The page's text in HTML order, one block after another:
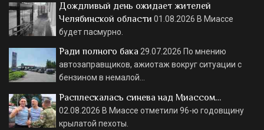
Дождливый день ожидает жителей
Челябинской области 01.08.2026 В Миассе
будет пасмурно.
Ради полного бака 29.07.2026 По мнению
автозаправщиков, ажиотаж вокруг ситуации с
бензином в немалой…
Расплескалась синева над Миассом…
02.08.2026 В Миассе отметили 96-ю годовщину
крылатой пехоты.